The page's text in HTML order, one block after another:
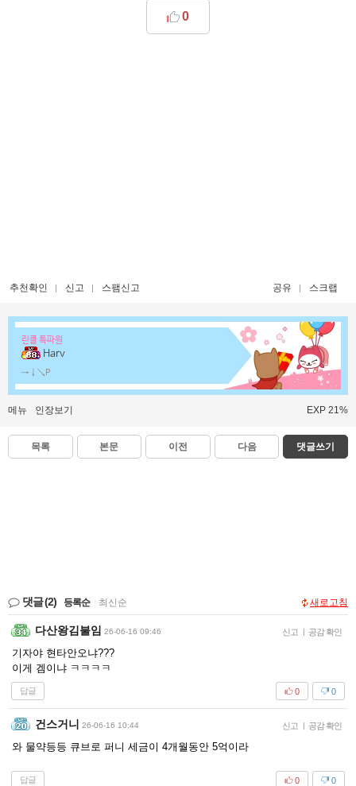
0
추천확인 신고 스팸신고 공유 스크랩
린클 특파원
Harv
→↓↘P
메뉴 인장보기 EXP 21%
목록 본문 이전 다음 댓글쓰기
댓글(2) 등록순 최신순 새로고침
다산왕김불임 26-06-16 09:46 신고 공감 확인
기자야 현타안오냐???
이게 겜이냐 ㅋㅋㅋㅋ
답글 0
0
건스거니 26-06-16 10:44 신고 공감 확인
와 물약등등 큐브로 퍼니 세금이 4개월동안 5억이라
답글 0
0